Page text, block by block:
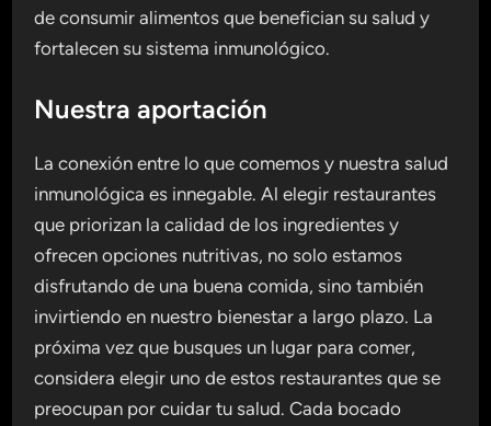
de consumir alimentos que benefician su salud y
fortalecen su sistema inmunológico.
Nuestra aportación
La conexión entre lo que comemos y nuestra salud
inmunológica es innegable. Al elegir restaurantes
que priorizan la calidad de los ingredientes y
ofrecen opciones nutritivas, no solo estamos
disfrutando de una buena comida, sino también
invirtiendo en nuestro bienestar a largo plazo. La
próxima vez que busques un lugar para comer,
considera elegir uno de estos restaurantes que se
preocupan por cuidar tu salud. Cada bocado